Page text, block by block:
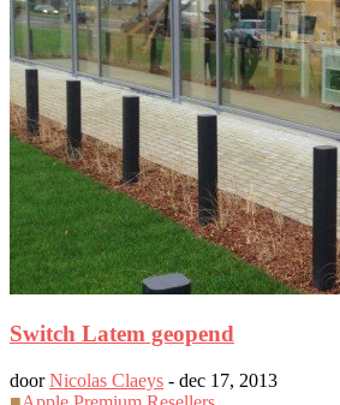
Switch Latem geopend
doorNicolas Claeys - dec 17, 2013